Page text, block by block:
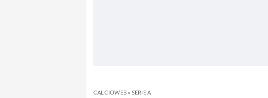
CALCIOWEB» SERIE A